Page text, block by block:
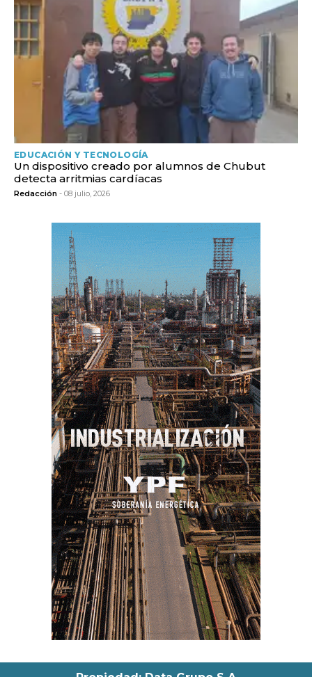
EDUCACIÓN Y TECNOLOGÍA
Un dispositivo creado por alumnos de Chubut
detecta arritmias cardíacas
Redacción - 08 julio, 2026